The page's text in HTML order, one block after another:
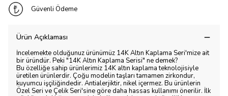
Güvenli Ödeme
Ürün Açıklaması
İncelemekte olduğunuz ürünümüz 14K Altın Kaplama Seri'mize ait
bir üründür. Peki "14K Altın Kaplama Serisi" ne demek?
Bu özelliğe sahip ürünlerimiz 14K altın kaplama teknolojisiyle
üretilen ürünlerdir. Çoğu modelin taşları tamamen zirkondur,
kuyumcu işçiliğindedir. Antialerjiktir, nikel içermez. Bu ürünlerin
Özel Seri ve Çelik Seri'sine göre daha hassas kullanımı önerilir. İlk